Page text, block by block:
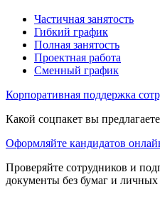
Частичная занятость
Гибкий график
Полная занятость
Проектная работа
Сменный график
Корпоративная поддержка
Какой соцпакет вы
Оформляйте кандидатов
Проверяйте сотрудников и
документы без бумаг и личных